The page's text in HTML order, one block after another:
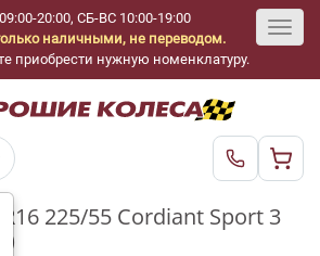
20:00, СБ-ВС 10:00-19:00
наличными, не переводом.
приобрести нужную номенклатуру.
225/55 Cordiant Sport 3